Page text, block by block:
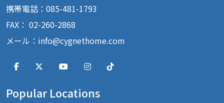
携帯電話：085-481-1793
FAX： 02-260-2868
メール： info@cygnethome.com
Popular Locations